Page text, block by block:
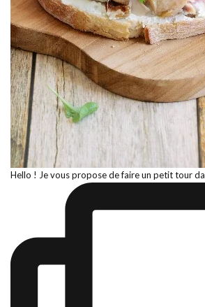
Hello ! Je vous propose de faire un petit tour da